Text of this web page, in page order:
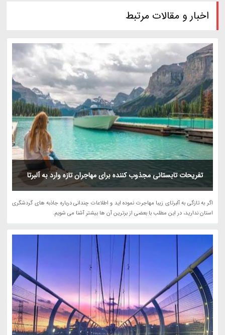
اخبار و مقالات مرتبط
تفریحات تابستانی مجذوب کننده برای مهاجران تازه وارد به آلبرتا
اگر به تازگی به آلبرتای زیبا مهاجرت نموده اید و اطلاعات چندانی درباره جاذبه های گردشگری
استان ندارید، در این مطلب با بعضی از برترین آن ها بیشتر آشنا می شویم.